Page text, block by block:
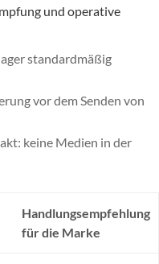
und operative
standardmäßig
vor dem Senden von
keine Medien in der
Handlungsempfehlung
für die Marke